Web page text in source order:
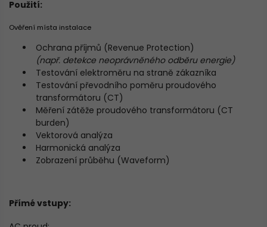
Použití:
Ověření místa instalace
Ochrana příjmů (Revenue Protection)
(např. detekce neoprávněného odběru energie)
Testování elektroměru na straně zákazníka
Testování převodního poměru proudového
transformátoru (CT)
Měření zátěže proudového transformátoru (CT
burden)
Vektorová analýza
Harmonická analýza
Zobrazení průběhu (Waveform)
Přímé vstupy: